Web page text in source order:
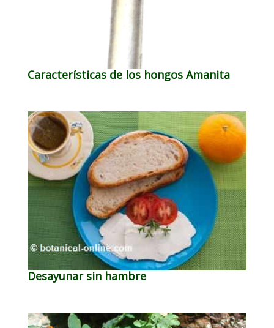
Características de los hongos Amanita
Desayunar sin hambre